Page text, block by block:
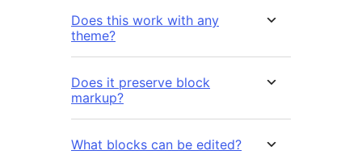
Does this work with any
theme?
Does it preserve block
markup?
What blocks can be edited?